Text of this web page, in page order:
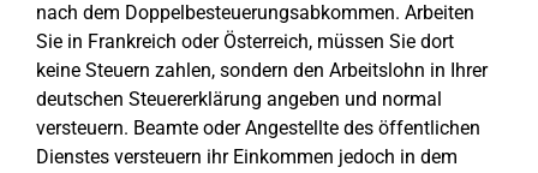
nach dem Doppelbesteuerungsabkommen. Arbeiten
Sie in Frankreich oder Österreich, müssen Sie dort
keine Steuern zahlen, sondern den Arbeitslohn in Ihrer
deutschen Steuererklärung angeben und normal
versteuern. Beamte oder Angestellte des öffentlichen
Dienstes versteuern ihr Einkommen jedoch in dem